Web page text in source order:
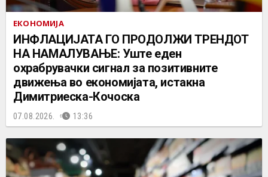
ЕКОНОМИЈА
ИНФЛАЦИЈАТА ГО ПРОДОЛЖИ ТРЕНДОТ
НА НАМАЛУВАЊЕ: Уште еден
охрабрувачки сигнал за позитивните
движења во економијата, истакна
Димитриеска-Кочоска
07.08.2026. 13:36